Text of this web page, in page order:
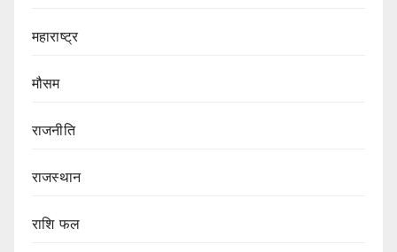
महाराष्ट्र
मौसम
राजनीति
राजस्थान
राशि फल